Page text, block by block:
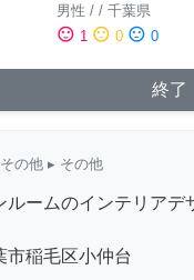
男性 / / 千葉県
sentiment_satisfied 1 sentiment_neutral 0 sentiment_dissatisfied 0
終了
その他 ▸ その他
ルームのインテリアデ
市稲毛区小仲台